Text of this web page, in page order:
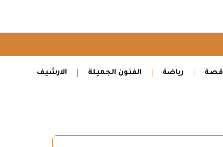
قصة رياضة الفنون الجميلة الارشيف